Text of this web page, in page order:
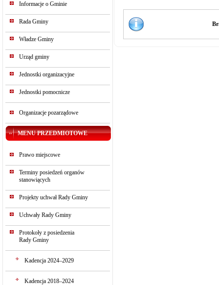
Informacje o Gminie
Rada Gminy
Władze Gminy
Urząd gminy
Jednostki organizacyjne
Jednostki pomocnicze
Organizacje pozarządowe
MENU PRZEDMIOTOWE
Prawo miejscowe
Terminy posiedzeń organów
stanowiących
Projekty uchwał Rady Gminy
Uchwały Rady Gminy
Protokoły z posiedzenia
Rady Gminy
Kadencja 2024–2029
Kadencja 2018–2024